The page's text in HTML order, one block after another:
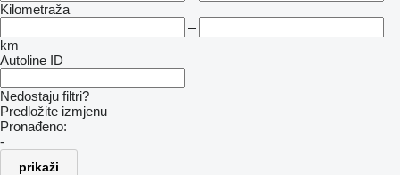
Kilometraža
–
km
Autoline ID
Nedostaju filtri?
Predložite izmjenu
Pronađeno:
-
prikaži